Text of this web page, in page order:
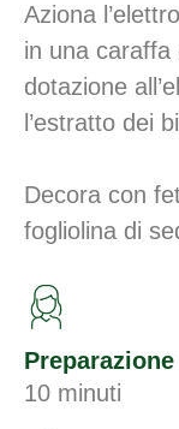
Aziona
in una caraffa
dotazione
l’estratto dei
Decora con
fogliolina di
Preparazione
10 minuti